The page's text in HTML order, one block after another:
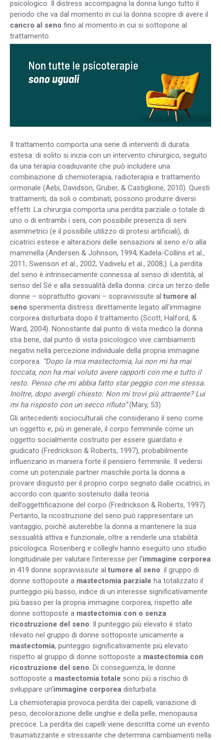
psicologico. Il distress accompagna la donna lungo tutto il
periodo che va dal momento in cui la donna scopre di avere il
cancro al seno fino al momento in cui si sottopone al
trattamento.
Il trattamento comporta una serie di interventi di durata
estesa: di solito si inizia con un intervento chirurgico, seguito
da una terapia coadiuvante che può includere una
combinazione di chemioterapia, radioterapia e trattamento
ormonale (Aebi, Davidson, Gruber, & Castiglione, 2010). Questi
trattamenti, da soli o combinati, possono produrre diversi
effetti. La chirurgia comporta una perdita parziale o totale di
uno o di entrambi i seni, con possibile presenza di seni
asimmetrici (e il possibile utilizzo di protesi artificiali), di
cicatrici estese e alterazioni delle sensazioni al seno e/o alla
mammella (Andersen & Johnson, 1994; Kadela-Collins et al.,
2011; Swenson et al., 2002; Vadivelu et al., 2008;). La perdita
del seno è intrinsecamente connessa al senso di identità, al
senso del Sé e alla sessualità della donna: circa un terzo delle
donne – soprattutto giovani – sopravvissute al tumore al
seno sperimenta distress direttamente legato all’immagine
corporea disturbata dopo il trattamento (Scott, Halford, &
Ward, 2004). Nonostante dal punto di vista medico la donna
stia bene, dal punto di vista psicologico vive cambiamenti
negativi nella percezione individuale della propria immagine
corporea. “Dopo la mia mastectomia, lui non mi ha mai
toccata, non ha mai voluto avere rapporti con me e tutto il
resto. Penso che mi abbia fatto star peggio con me stessa.
Inoltre, dopo avergli chiesto: Non mi trovi più attraente? Lui
mi ha risposto con un secco rifiuto”(Mary, 53)
Gli antecedenti socioculturali che considerano il seno come
un oggetto e, più in generale, il corpo femminile come un
oggetto socialmente costruito per essere guardato e
giudicato (Fredrickson & Roberts, 1997), probabilmente
influenzano in maniera forte il pensiero femminile. Il vedersi
come un potenziale partner maschile porta la donna a
provare disgusto per il proprio corpo segnato dalle cicatrici, in
accordo con quanto sostenuto dalla teoria
dell’oggettificazione del corpo (Fredrickson & Roberts, 1997).
Pertanto, la ricostruzione del seno può rappresentare un
vantaggio, poiché aiuterebbe la donna a mantenere la sua
sessualità attiva e funzionale, oltre a renderle una stabilità
psicologica. Rosenberg e colleghi hanno eseguito uno studio
longitudinale per valutare l’interesse per l’immagine corporea
in 419 donne sopravvissute al tumore al seno: il gruppo di
donne sottoposte a mastectomia parziale ha totalizzato il
punteggio più basso, indice di un interesse significativamente
più basso per la propria immagine corporea, rispetto alle
donne sottoposte a mastectomia con o senza
ricostruzione del seno. Il punteggio più elevato è stato
rilevato nel gruppo di donne sottoposte unicamente a
mastectomia, punteggio significativamente più elevato
rispetto al gruppo di donne sottoposte a mastectomia con
ricostruzione del seno. Di conseguenza, le donne
sottoposte a mastectomia totale sono più a rischio di
sviluppare un’immagine corporea disturbata.
La chemioterapia provoca perdita dei capelli, variazione di
peso, decolorazione delle unghie e della pelle, menopausa
precoce. La perdita dei capelli viene descritta come un evento
traumatizzante e stressante che determina cambiamenti nella